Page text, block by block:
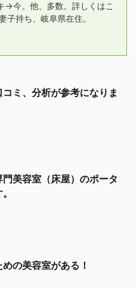
→今。他、多数。詳しくはこ
子持ち、岐阜県在住。
ミ、分析が参考になりま
美容室（床屋）のポータ
の美容室がある！